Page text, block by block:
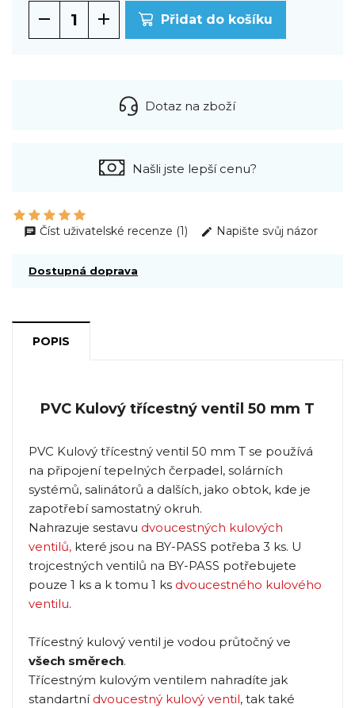
Přidat do košíku
Dotaz na zboží
Našli jste lepší cenu?
Číst uživatelské recenze (1) Napište svůj názor
Dostupná doprava
POPIS
PVC Kulový třícestný ventil 50 mm T
PVC Kulový třícestný ventil 50 mm T se používá
na připojení tepelných čerpadel, solárních
systémů, salinátorů a dalších, jako obtok, kde je
zapotřebí samostatný okruh.
Nahrazuje sestavu dvoucestných kulových
ventilů, které jsou na BY-PASS potřeba 3 ks. U
trojcestných ventilů na BY-PASS potřebujete
pouze 1 ks a k tomu 1 ks dvoucestného kulového
ventilu.
Třícestný kulový ventil je vodou průtočný ve
všech směrech.
Třícestným kulovým ventilem nahradíte jak
standartní dvoucestný kulový ventil, tak také